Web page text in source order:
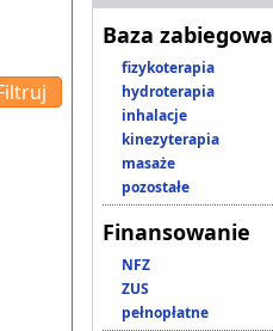
Baza zabiegowa
fizykoterapia
hydroterapia
inhalacje
kinezyterapia
masaże
pozostałe
Finansowanie
NFZ
ZUS
pełnopłatne